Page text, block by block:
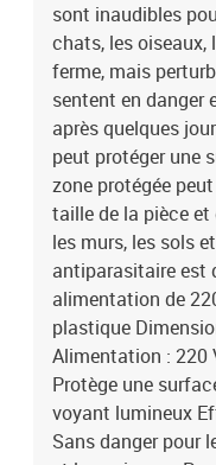
sont inaudibles
chats, les oiseaux,
ferme, mais
sentent en danger
après quelques
peut protéger une
zone protégée
taille de la pièce
les murs, les sols
antiparasitaire est
alimentation de
plastique
Alimentation : 220
Protège une
voyant lumineux
Sans danger pour